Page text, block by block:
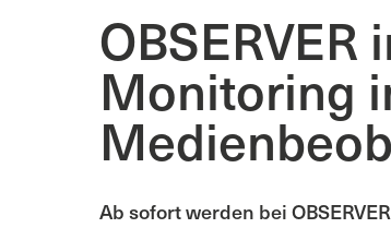
Monitoring
Ab sofort werden bei